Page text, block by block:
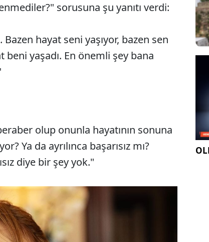
sorusuna şu yanıtı verdi:
hayat seni yaşıyor, bazen sen
beni yaşadı. En önemli şey bana
olup onunla hayatının sonuna
Ya da ayrılınca başarısız mı?
diye bir şey yok."